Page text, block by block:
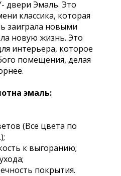
двери Эмаль. Это
классика, которая
заиграла новыми
новую жизнь. Это
интерьера, которое
помещения, делая
эмаль:
(Все цвета по
к выгоранию;
покрытия.